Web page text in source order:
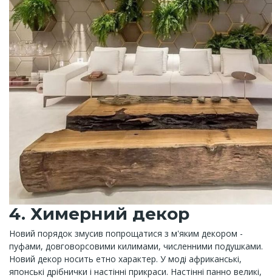
4. Химерний декор
Новий порядок змусив попрощатися з м'яким декором -
пуфами, довговорсовими килимами, численними подушками.
Новий декор носить етно характер. У моді африканські,
японські дрібнички і настінні прикраси. Настінні панно великі,